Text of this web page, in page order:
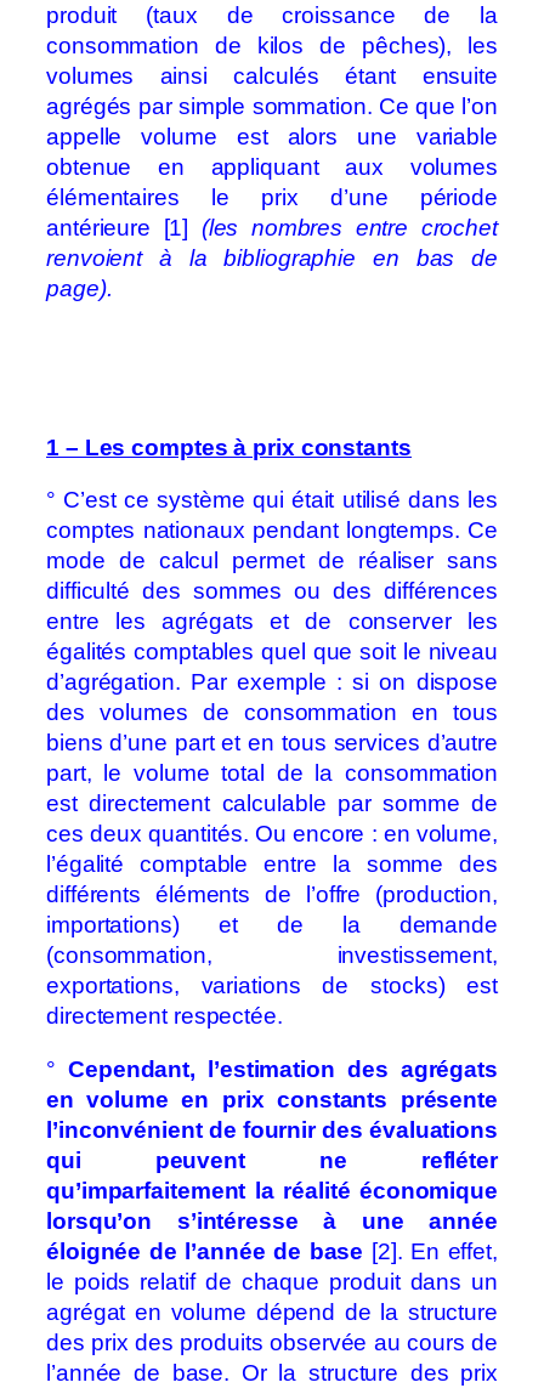
produit (taux de croissance de la
consommation de kilos de pêches), les
volumes ainsi calculés étant ensuite
agrégés par simple sommation. Ce que l’on
appelle volume est alors une variable
obtenue en appliquant aux volumes
élémentaires le prix d’une période
antérieure [1] (les nombres entre crochet
renvoient à la bibliographie en bas de
page).
1 – Les comptes à prix constants
° C’est ce système qui était utilisé dans les
comptes nationaux pendant longtemps. Ce
mode de calcul permet de réaliser sans
difficulté des sommes ou des différences
entre les agrégats et de conserver les
égalités comptables quel que soit le niveau
d’agrégation. Par exemple : si on dispose
des volumes de consommation en tous
biens d’une part et en tous services d’autre
part, le volume total de la consommation
est directement calculable par somme de
ces deux quantités. Ou encore : en volume,
l’égalité comptable entre la somme des
différents éléments de l’offre (production,
importations) et de la demande
(consommation, investissement,
exportations, variations de stocks) est
directement respectée.
° Cependant, l’estimation des agrégats
en volume en prix constants présente
l’inconvénient de fournir des évaluations
qui peuvent ne refléter
qu’imparfaitement la réalité économique
lorsqu’on s’intéresse à une année
éloignée de l’année de base [2]. En effet,
le poids relatif de chaque produit dans un
agrégat en volume dépend de la structure
des prix des produits observée au cours de
l’année de base. Or la structure des prix